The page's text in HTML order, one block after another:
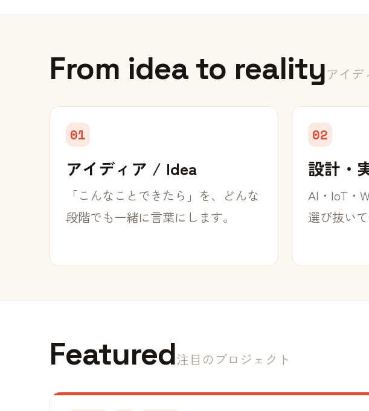
From idea to realityアイ
01
アイディア / Idea
「こんなことできたら」を、どんな
段階でも一緒に言葉にします。
02
設計・
AI・IoT・
選び抜い
Featured注目のプロジェクト